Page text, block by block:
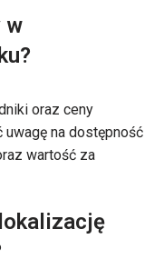
w
oraz ceny
na dostępność
wartość za